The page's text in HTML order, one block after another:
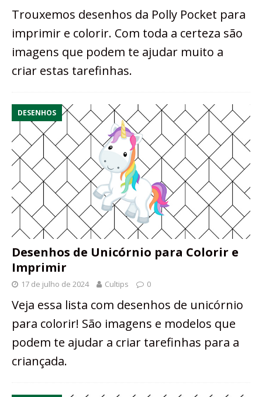
Trouxemos desenhos da Polly Pocket para
imprimir e colorir. Com toda a certeza são
imagens que podem te ajudar muito a
criar estas tarefinhas.
DESENHOS
Desenhos de Unicórnio para Colorir e
Imprimir
17 de julho de 2024 Cultips 0
Veja essa lista com desenhos de unicórnio
para colorir! São imagens e modelos que
podem te ajudar a criar tarefinhas para a
criançada.